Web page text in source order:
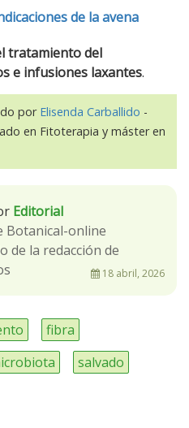
de la avena
tratamiento del
e infusiones laxantes.
por Elisenda Carballido -
en Fitoterapia y máster en
Editorial
Botanical-online
de la redacción de
18 abril, 2026
fibra
salvado